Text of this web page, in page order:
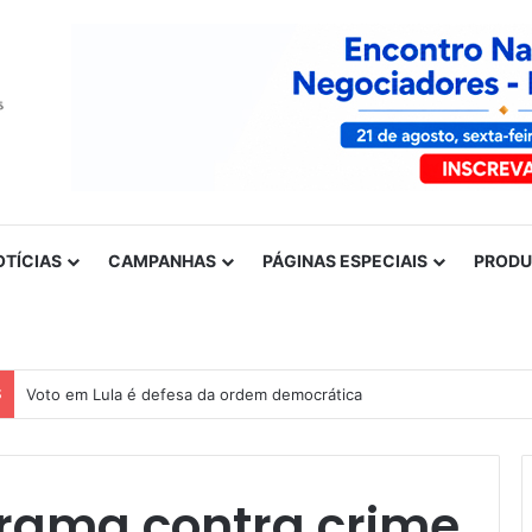
CAMPANHAS PÁGINAS ESPECIAIS
Nota de solidariedade ao povo venezuelano